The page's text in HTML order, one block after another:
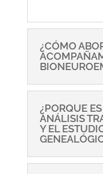
¿CÓMO
¿PORQUE
ANÁLISIS
Y EL